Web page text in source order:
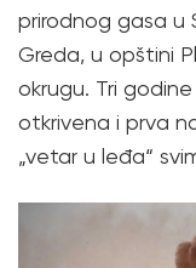
prirodnog gasa u
Greda, u opštini
okrugu. Tri
otkrivena i prva
„vetar u leđa“